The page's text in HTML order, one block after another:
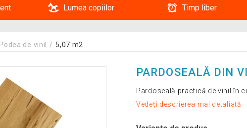
Lumea copiilor Timp liber
Podea de vinil 5,07 m2
PARDOSEALĂ DIN
Pardoseală practică de vinil în
Vedeți descrierea mai detaliată